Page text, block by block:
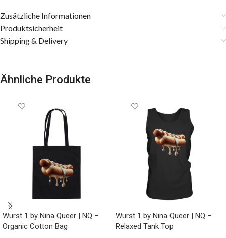
Zusätzliche Informationen
Produktsicherheit
Shipping & Delivery
Ähnliche Produkte
Wurst 1 by Nina Queer | NQ –
Organic Cotton Bag
Wurst 1 by Nina Queer | NQ –
Relaxed Tank Top